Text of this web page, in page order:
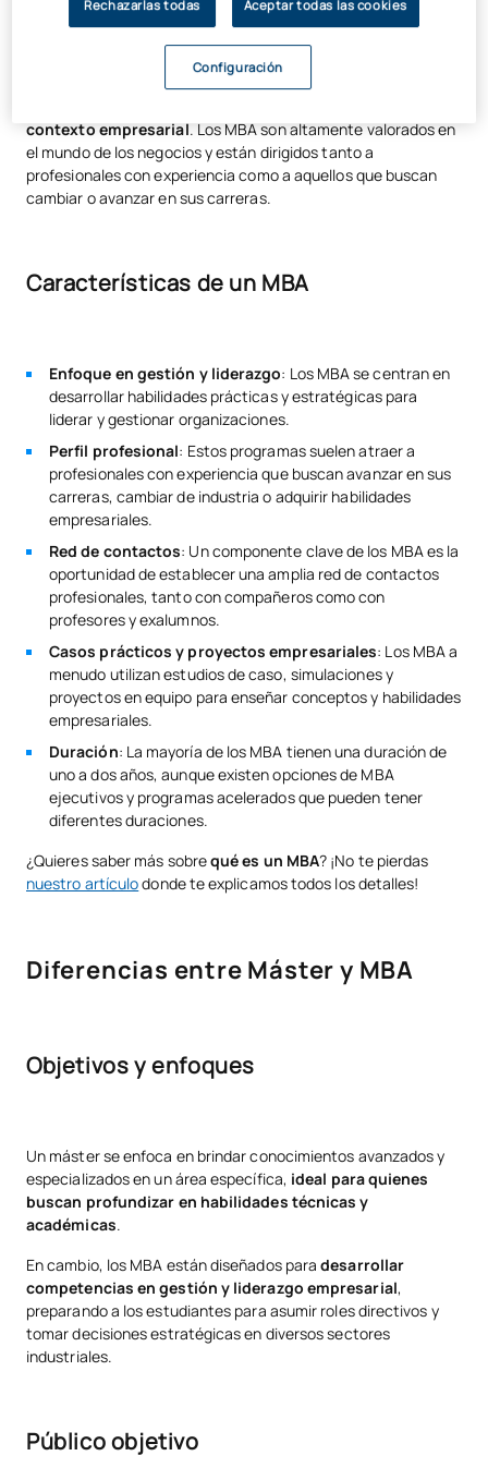
máster especializado en administración y gestión
empresarial. Este programa estádiseñado para desarrollar
contexto empresarial. Los MBA son altamente valorados en
el mundo de los negocios y están dirigidos tanto a
profesionales con experiencia como a aquellos que buscan
cambiar o avanzar en sus carreras.
Características de un MBA
Enfoque en gestión y liderazgo: Los MBA se centran en
desarrollar habilidades prácticas y estratégicas para
liderar y gestionar organizaciones.
Perfil profesional: Estos programas suelen atraer a
profesionales con experiencia que buscan avanzar en sus
carreras, cambiar de industria o adquirir habilidades
empresariales.
Red de contactos: Un componente clave de los MBA es la
oportunidad de establecer una amplia red de contactos
profesionales, tanto con compañeros como con
profesores y exalumnos.
Casos prácticos y proyectos empresariales: Los MBA a
menudo utilizan estudios de caso, simulaciones y
proyectos en equipo para enseñar conceptos y habilidades
empresariales.
Duración: La mayoría de los MBA tienen una duración de
uno a dos años, aunque existen opciones de MBA
ejecutivos y programas acelerados que pueden tener
diferentes duraciones.
¿Quieres saber más sobrequé es un MBA? ¡No te pierdas
nuestro artículodonde te explicamos todos los detalles!
Diferencias entre Máster y MBA
Objetivos y enfoques
Un máster se enfoca en brindar conocimientos avanzados y
especializados en un área específica, ideal para quienes
buscan profundizar en habilidades técnicas y
académicas.
En cambio, los MBA están diseñados paradesarrollar
competencias en gestión y liderazgo empresarial,
preparando a los estudiantes para asumir roles directivos y
tomar decisiones estratégicas en diversos sectores
industriales.
Público objetivo
Rechazarlas todas Aceptar todas las cookies
Configuración